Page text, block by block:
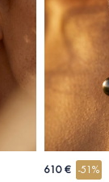
610 € -51%